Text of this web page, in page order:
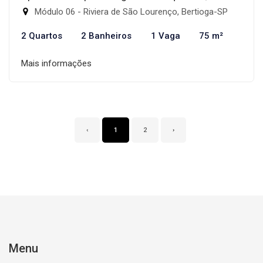
Módulo 06 - Riviera de São Lourenço, Bertioga-SP
2 Quartos 2 Banheiros 1 Vaga 75 m²
Mais informações
‹ 1 2 ›
Menu